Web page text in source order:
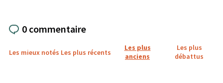
0 commentaire
Les mieux notés Les plus récents
Les plus
anciens
Les plus
débattus